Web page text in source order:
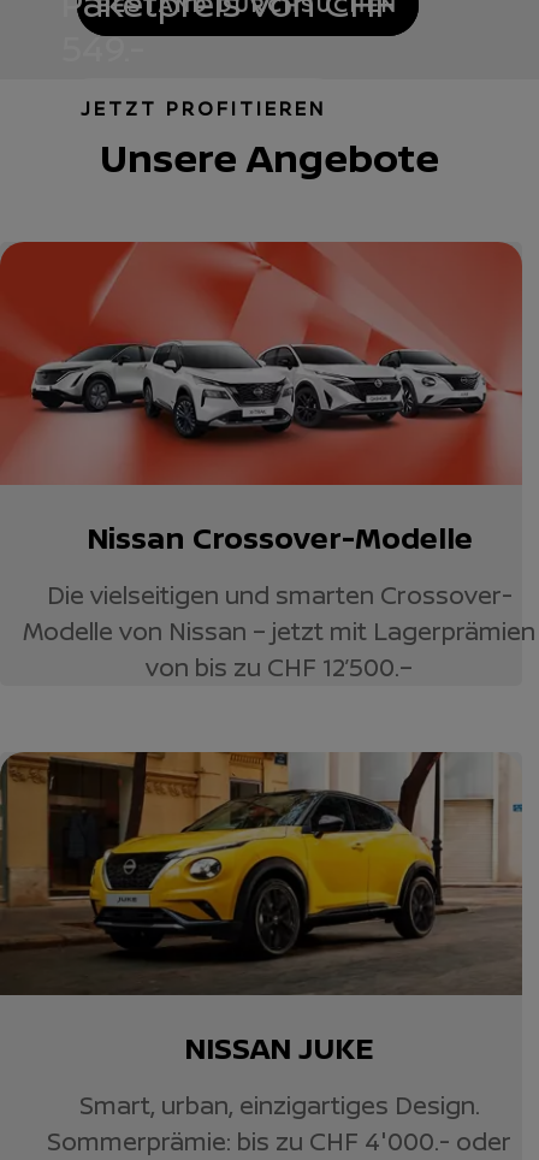
549.-
JETZT PROFITIEREN
Unsere Angebote
Nissan Crossover-Modelle
Die vielseitigen und smarten Crossover-
Modelle von Nissan – jetzt mit Lagerprämien
von bis zu CHF 12’500.–
NISSAN JUKE
Smart, urban, einzigartiges Design.
Sommerprämie: bis zu CHF 4'000.- oder